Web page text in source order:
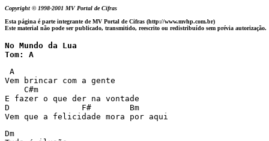
Copyright © 1998-2001 MV Portal de Cifras
Esta página é parte integrante de MV Portal de Cifras (http://www.mvhp.com.br)
Este material não pode ser publicado, transmitido, reescrito ou redistribuído sem prévia autorização.
No Mundo da Lua
Tom: A
A
Vem brincar com a gente
    C#m
E fazer o que der na vontade
D               F#        Bm
Vem que a felicidade mora por aqui
Dm